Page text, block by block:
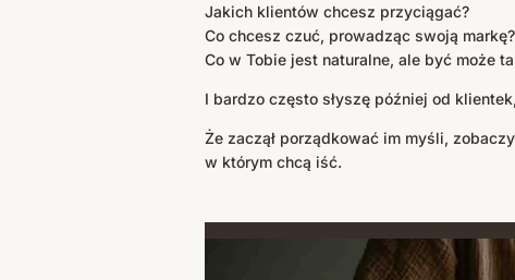
Jakich klientów chcesz przyciągać?
Co chcesz czuć, prowadząc swoją markę?
Co w Tobie jest naturalne, ale być może
I bardzo często słyszę później od
Że zaczął porządkować im myśli,
w którym chcą iść.